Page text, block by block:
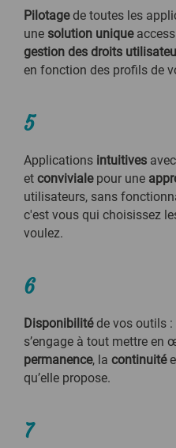
Pilotagede toutes les
une solution unique
gestion des droits
en fonction des profils de
5
Applications intuitives
et convivialepour une
utilisateurs, sans
c'est vous qui choisissez
voulez.
6
Disponibilitéde vos outils :
s’engage à tout mettre en
permanence, la continuité
qu’elle propose.
7